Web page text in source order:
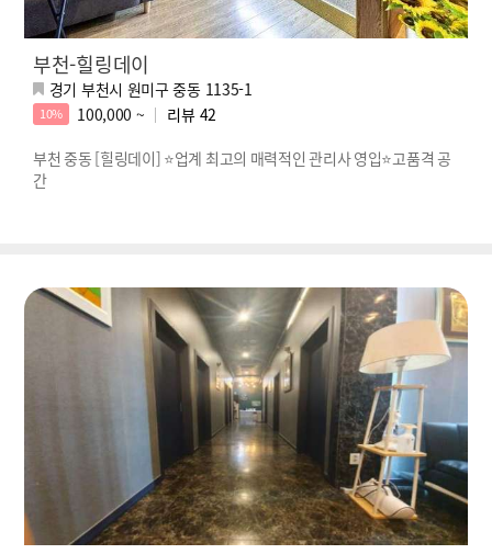
부천-힐링데이
경기 부천시 원미구 중동 1135-1
10% 100,000 ~ 리뷰 42
부천 중동 [힐링데이] ⭐업계 최고의 매력적인 관리사 영입⭐고품격 공
간